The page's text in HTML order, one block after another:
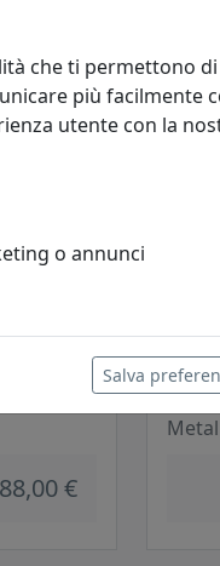
€
che ti permettono di
più facilmente
utente con la
o annunci
Salva